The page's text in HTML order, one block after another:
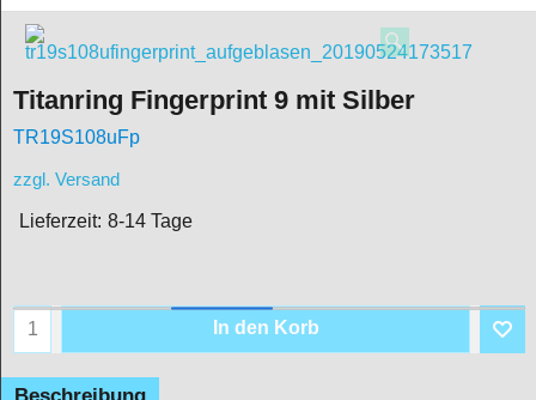
Titanring Fingerprint 9 mit Silber
TR19S108uFp
zzgl. Versand
Lieferzeit: 8-14 Tage
In den Korb